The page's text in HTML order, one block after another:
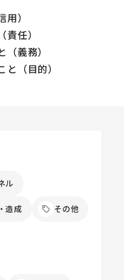
）
任）
義務）
（目的）
ル
造成 その他